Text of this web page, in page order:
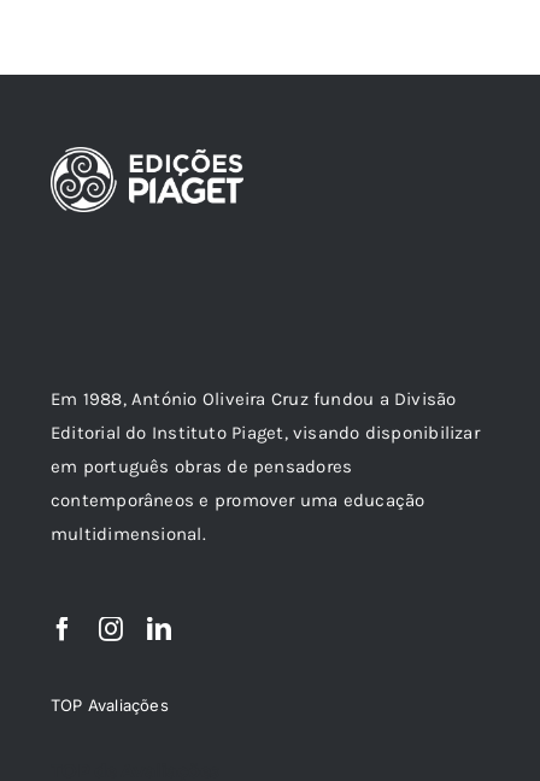
Em 1988, António Oliveira Cruz fundou a Divisão
Editorial do Instituto Piaget, visando disponibilizar
em português obras de pensadores
contemporâneos e promover uma educação
multidimensional.
TOP Avaliações